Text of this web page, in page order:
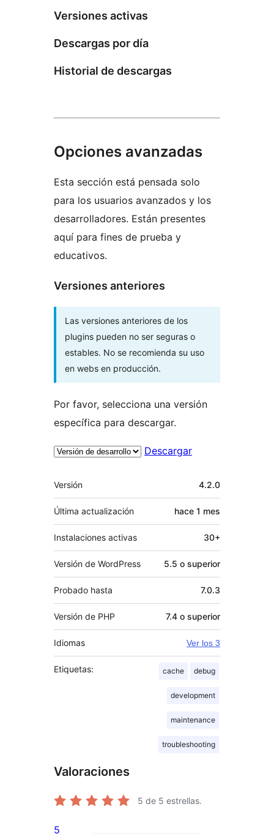
Versiones activas
Descargas por día
Historial de descargas
Opciones avanzadas
Esta sección está pensada solo
para los usuarios avanzados y los
desarrolladores. Están presentes
aquí para fines de prueba y
educativos.
Versiones anteriores
Las versiones anteriores de los
plugins pueden no ser seguras o
estables. No se recomienda su uso
en webs en producción.
Por favor, selecciona una versión
específica para descargar.
Descargar
Meta
Versión 4.2.0
Última actualización hace 1 mes
Instalaciones activas 30+
Versión de WordPress 5.5 o superior
Probado hasta 7.0.3
Versión de PHP 7.4 o superior
Idiomas Ver los 3
Etiquetas: cache debug
development
maintenance
troubleshooting
Valoraciones
5 de 5 estrellas.
5